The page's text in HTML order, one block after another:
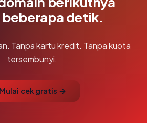
beberapa detik.
Tanpa kartu kredit. Tanpa kuota
tersembunyi.
Mulai cek gratis →